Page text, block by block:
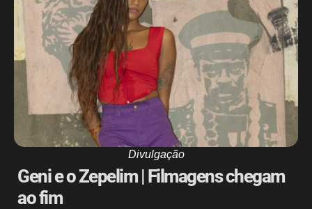
Divulgação
Geni e o Zepelim | Filmagens chegam
ao fim